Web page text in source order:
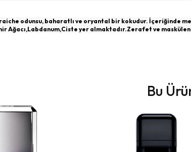
odunsu, baharatlı ve oryantal bir kokudur.
Ağacı,Labdanum,Ciste yer almaktadır.Zerafet ve
Bu